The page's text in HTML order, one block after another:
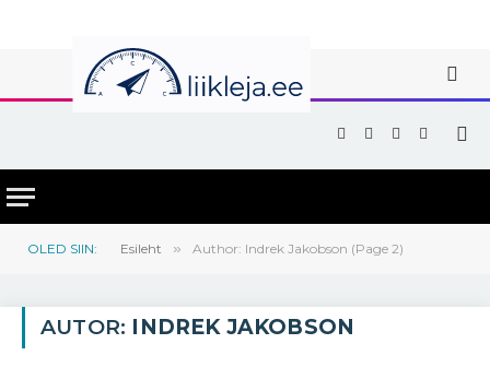
Facebook
X
(Twitter)
Instagram
YouTube
OLED SIIN: Esileht » Author: Indrek Jakobson (Page 2)
AUTOR: INDREK JAKOBSON